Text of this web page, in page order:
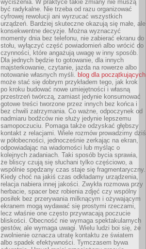
wyciszenia. W praktyce takie zmiany nie muszą
być radykalne. Nie trzeba od razu organizować
cyfrowej rewolucji ani wyrzucać wszystkich
urządzeń. Bardziej skuteczne okazują się małe, ale
konsekwentne decyzje. Można wyznaczyć
momenty dnia bez telefonu, nie zabierać ekranu do
stołu, wyłączyć część powiadomień albo wrócić do
czynności, które angażują uwagę w inny sposób.
Dla jednych będzie to gotowanie, dla innych
majsterkowanie, czytanie, jazda na rowerze albo
notowanie własnych myśli. blog dla początkujących
może stać się dobrym przykładem tego, jak krok
po kroku budować nowe umiejętności i własną
przestrzeń twórczą, zamiast jedynie konsumować
gotowe treści tworzone przez innych bez końca i
bez chwili zatrzymania. Co ważne, odpoczynek od
nadmiaru bodźców nie służy jedynie lepszemu
samopoczuciu. Pomaga także odzyskać głębszy
kontakt z relacjami. Wiele rozmów prowadzimy dziś
w półobecności, jednocześnie zerkając na ekran,
odpowiadając na wiadomości lub myśląc o
kolejnych zadaniach. Taki sposób bycia sprawia,
że bliscy czują się słuchani tylko częściowo, a
wspólnie spędzany czas staje się fragmentaryczny.
Kiedy choć na jakiś czas odkładamy urządzenia,
relacja nabiera innej jakości. Zwykła rozmowa przy
herbacie, spacer bez robienia zdjęć czy wspólny
posiłek bez przerywania milknącym i ożywającym
ekranem mogą wydawać się prostymi rzeczami,
lecz właśnie one często przywracają poczucie
bliskości. Obecność nie wymaga spektakularnych
gestów, ale wymaga uwagi. Wielu ludzi boi się, że
zwolnienie oznacza utratę kontaktu ze światem
albo spadek efektywności. Tymczasem bywa